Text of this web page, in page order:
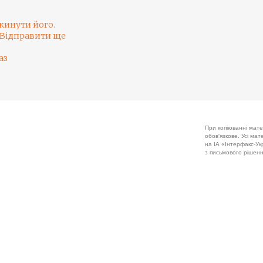
його.
Відправити ще
При копіюванні
обов'язкове. Усі
на ІА «Інтерфакс-
з письмового